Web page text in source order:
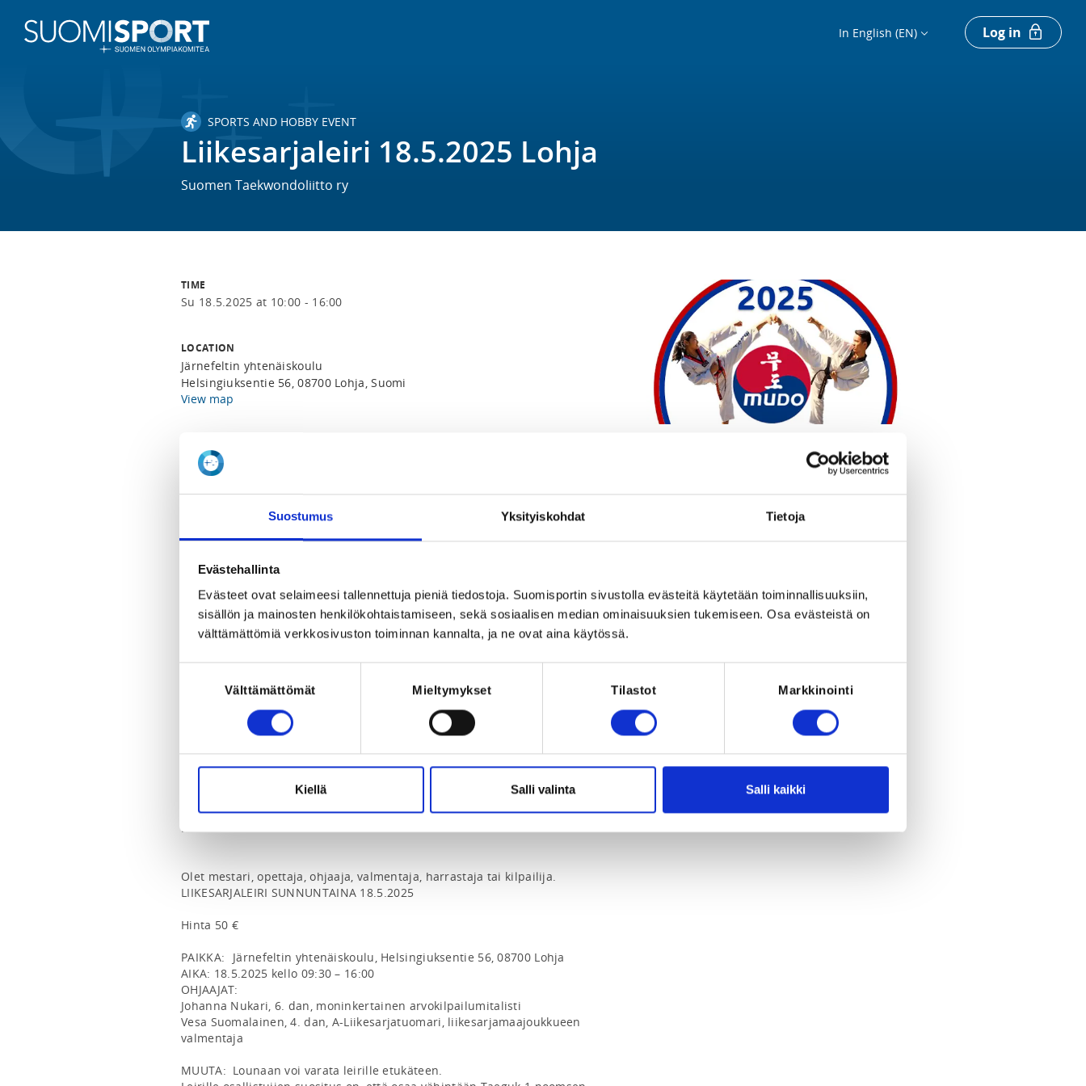
Suostumus Yksityiskohdat Tietoja
Evästehallinta
Evästeet ovat selaimeesi tallennettuja pieniä tiedostoja. Suomisportin sivustolla evästeitä käytetään toiminnallisuuksiin,
sisällön ja mainosten henkilökohtaistamiseen, sekä sosiaalisen median ominaisuuksien tukemiseen. Osa evästeistä on
välttämättömiä verkkosivuston toiminnan kannalta, ja ne ovat aina käytössä.
Välttämättömät Mieltymykset Tilastot Markkinointi
Kiellä Salli valinta Salli kaikki
In English (EN) Log in
SPORTS AND HOBBY EVENT
Liikesarjaleiri 18.5.2025 Lohja
Suomen Taekwondoliitto ry
TIME
Su 18.5.2025 at 10:00 - 16:00
LOCATION
Järnefeltin yhtenäiskoulu
Helsingiuksentie 56, 08700 Lohja, Suomi
View map
Lohja
REGISTRATION PERIOD
Mo 5.5.2025 at 19:00 - Sa 17.5.2025 at 20:00
PRICE
ADDITIONAL INFORMATION
Vesa Suomalainen
poomsaeteamfinland@gmail.com
Vesa Suomalainen
Essi Labart
Olet mestari, opettaja, ohjaaja, valmentaja, harrastaja tai kilpailija.
LIIKESARJALEIRI SUNNUNTAINA 18.5.2025
Hinta 50 €
PAIKKA:	Järnefeltin yhtenäiskoulu, Helsingiuksentie 56, 08700 Lohja
AIKA: 18.5.2025 kello 09:30 – 16:00
OHJAAJAT:
Johanna Nukari, 6. dan, moninkertainen arvokilpailumitalisti
Vesa Suomalainen, 4. dan, A-Liikesarjatuomari, liikesarjamaajoukkueen
valmentaja
MUUTA:	Lounaan voi varata leirille etukäteen.
Register
Registration period ended onSa 17.5.2025at20:00.
Licence: Taekwondolisenssi 2025